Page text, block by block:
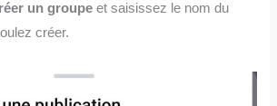
un groupe et saisissez le nom du
créer.